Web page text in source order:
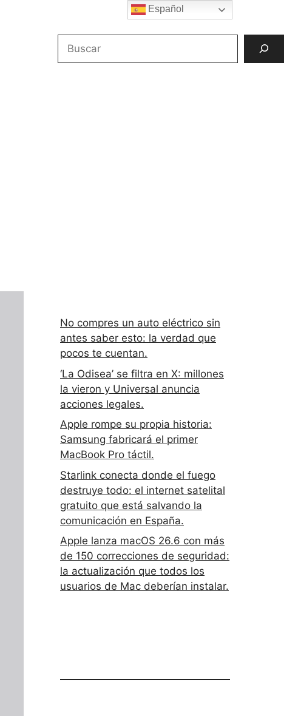
No compres un auto eléctrico sin
antes saber esto: la verdad que
pocos te cuentan.
‘La Odisea’ se filtra en X: millones
la vieron y Universal anuncia
acciones legales.
Apple rompe su propia historia:
Samsung fabricará el primer
MacBook Pro táctil.
Starlink conecta donde el fuego
destruye todo: el internet satelital
gratuito que está salvando la
comunicación en España.
Apple lanza macOS 26.6 con más
de 150 correcciones de seguridad:
la actualización que todos los
usuarios de Mac deberían instalar.
Español